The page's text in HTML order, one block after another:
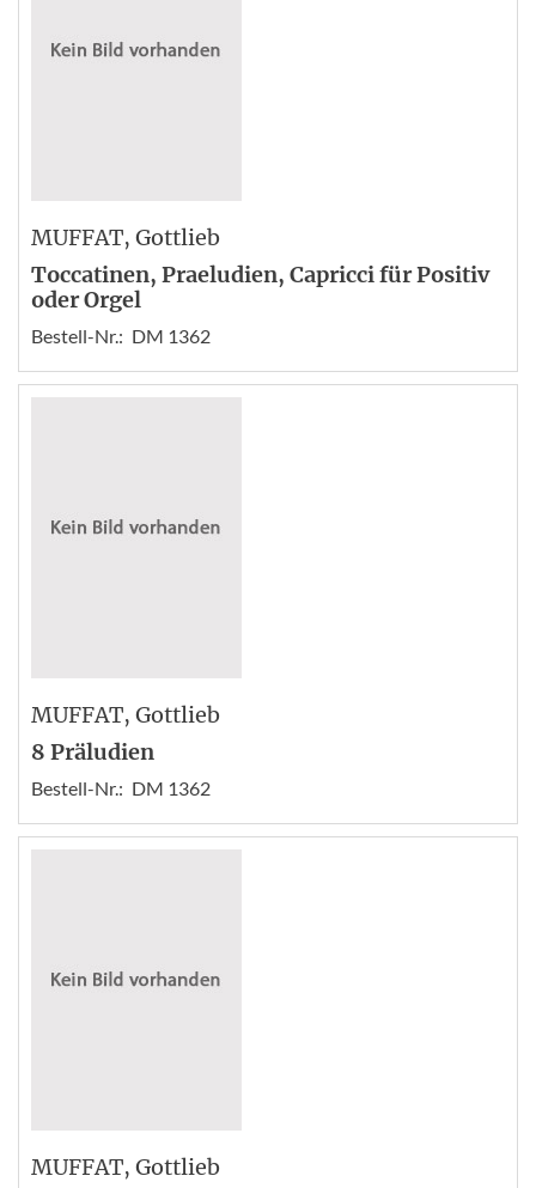
MUFFAT, Gottlieb
Toccatinen, Praeludien, Capricci für Positiv
oder Orgel
Bestell-Nr.: DM 1362
MUFFAT, Gottlieb
8 Präludien
Bestell-Nr.: DM 1362
MUFFAT, Gottlieb